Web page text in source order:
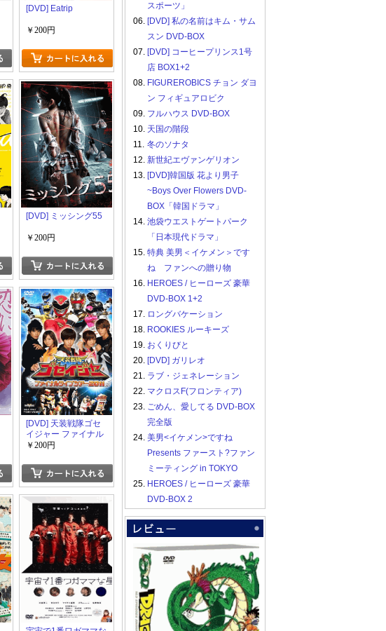
[DVD] Eatrip
￥200円
[DVD] ミッシング55
￥200円
[DVD] 天装戦隊ゴセ
イジャー ファイナル
ライブツアー2011
￥200円
スポーツ」
06. [DVD] 私の名前はキム・サム
スン DVD-BOX
07. [DVD] コーヒープリンス1号
店 BOX1+2
08. FIGUREROBICS チョン ダヨ
ン フィギュアロビク
09. フルハウス DVD-BOX
10. 天国の階段
11. 冬のソナタ
12. 新世紀エヴァンゲリオン
13. [DVD]韓国版 花より男子
~Boys Over Flowers DVD-
BOX「韓国ドラマ」
14. 池袋ウエストゲートパーク
「日本現代ドラマ」
15. 特典 美男＜イケメン＞です
ね ファンへの贈り物
16. HEROES / ヒーローズ 豪華
DVD-BOX 1+2
17. ロングバケーション
18. ROOKIES ルーキーズ
19. おくりびと
20. [DVD] ガリレオ
21. ラブ・ジェネレーション
22. マクロスF(フロンティア)
23. ごめん、愛してる DVD-BOX
完全版
24. 美男<イケメン>ですね
Presents ファースト?ファン
ミーティング in TOKYO
25. HEROES / ヒーローズ 豪華
DVD-BOX 2